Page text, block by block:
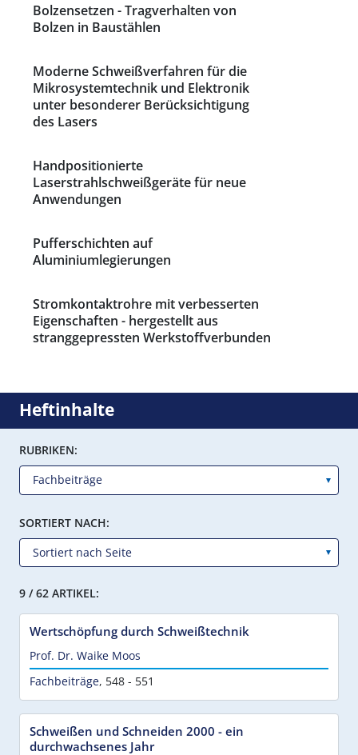
Bolzensetzen - Tragverhalten von
Bolzen in Baustählen
Moderne Schweißverfahren für die
Mikrosystemtechnik und Elektronik
unter besonderer Berücksichtigung
des Lasers
Handpositionierte
Laserstrahlschweißgeräte für neue
Anwendungen
Pufferschichten auf
Aluminiumlegierungen
Stromkontaktrohre mit verbesserten
Eigenschaften - hergestellt aus
stranggepressten Werkstoffverbunden
Heftinhalte
RUBRIKEN:
SORTIERT NACH:
9 / 62 ARTIKEL:
Wertschöpfung durch Schweißtechnik
Prof. Dr. Waike Moos
Fachbeiträge, 548 - 551
Schweißen und Schneiden 2000 - ein
durchwachsenes Jahr